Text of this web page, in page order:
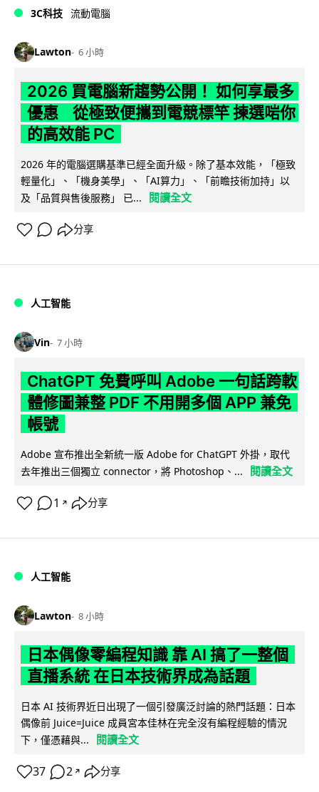
3C科技 流動電腦
Lawton 6 小時
2026 買電腦新趨勢公開！ 如何享最多
優惠 從極致便攜到電競標竿 揀選啱你
的高效能 PC
2026 年的電腦選購基準已經全面升級。除了基本效能，「極致
輕量化」、「機身美學」、「AI算力」、「前瞻技術加持」以
及「品質與售後服務」 已...
閱讀全文
分享
人工智能
Vin 7 小時
ChatGPT 免費呼叫 Adobe 一句話跨軟
體修圖兼整 PDF 不用開多個 APP 兼免
帳號
Adobe 宣布推出全新統一版 Adobe for ChatGPT 外掛，取代
去年推出三個獨立 connector，將 Photoshop、...
閱讀全文
1 ↗ 分享
人工智能
Lawton 8 小時
日本偶像零編程知識 靠 AI 搞了一整個
直播系統 在日本技術界成為話題
日本 AI 技術界近日出現了一個引發廣泛討論的熱門話題：日本
偶像前 Juice=Juice 成員宮本佳林在完全沒有編程經驗的情況
下，僅憑藉與...
閱讀全文
37 2 ↗ 分享